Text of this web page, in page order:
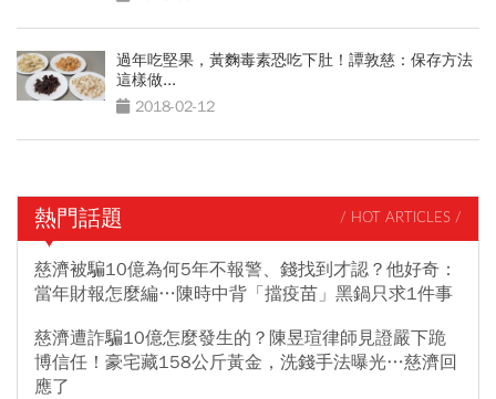
過年吃堅果，黃麴毒素恐吃下肚！譚敦慈：保存方法
這樣做...
2018-02-12
熱門話題 / HOT ARTICLES /
慈濟被騙10億為何5年不報警、錢找到才認？他好奇：
當年財報怎麼編…陳時中背「擋疫苗」黑鍋只求1件事
慈濟遭詐騙10億怎麼發生的？陳昱瑄律師見證嚴下跪
博信任！豪宅藏158公斤黃金，洗錢手法曝光…慈濟回
應了